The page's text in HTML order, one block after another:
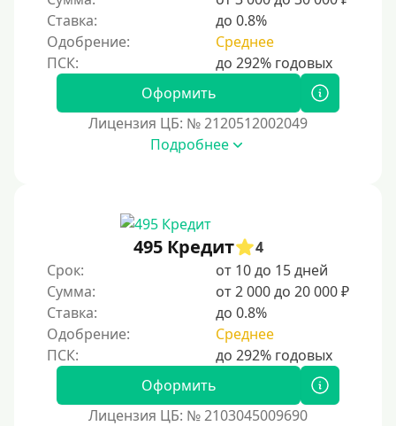
Надежные
Без обмана
Без предоплат
Без электронной почты
С автоматическим одобрением
Без номера телефона
Без звонков и проверок
Ночью
На карту круглосуточно
24/7
Деньги в долг
В долг на карту
Ставка:
до 0.8%
Одобрение:
Среднее
Оформить
Лицензия ЦБ: № 2120512002049
Подробнее
495 Кредит
4
Срок:
от 10 до 15 дней
Сумма:
от 2 000 до 20 000 ₽
Ставка:
до 0.8%
Одобрение:
Среднее
Оформить
Лицензия ЦБ: № 2103045009690